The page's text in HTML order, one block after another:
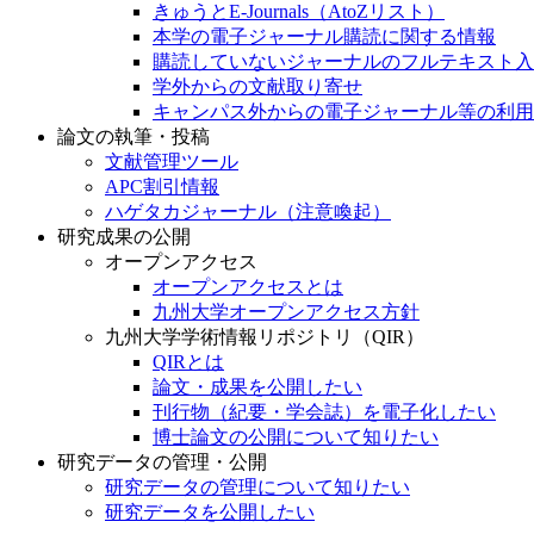
きゅうとE-Journals（AtoZリスト）
本学の電子ジャーナル購読に関する情報
購読していないジャーナルのフルテキスト
学外からの文献取り寄せ
キャンパス外からの電子ジャーナル等の利用
論文の執筆・投稿
文献管理ツール
APC割引情報
ハゲタカジャーナル（注意喚起）
研究成果の公開
オープンアクセス
オープンアクセスとは
九州大学オープンアクセス方針
九州大学学術情報リポジトリ（QIR）
QIRとは
論文・成果を公開したい
刊行物（紀要・学会誌）を電子化したい
博士論文の公開について知りたい
研究データの管理・公開
研究データの管理について知りたい
研究データを公開したい